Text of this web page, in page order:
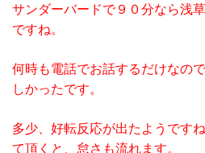
サンダーバードで９０分なら浅
ですね。
何時も電話でお話するだけなの
しかったです。
多少、好転反応が出たようです
て頂くと、怠さも流れます。